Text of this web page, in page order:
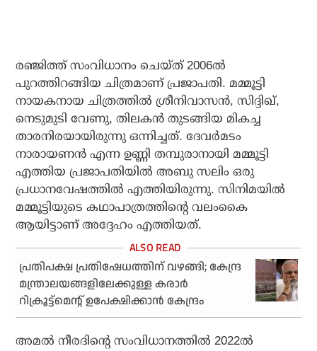
രഞ്ജിത്ത് സംവിധാനം ചെയ്ത് 2006ല്‍
പുറത്തിറങ്ങിയ ചിത്രമാണ് പ്രജാപതി. മമ്മൂട്ടി
നായകനായ ചിത്രത്തില്‍ ശ്രീനിവാസന്‍, സിദ്ദിഖ്,
നെടുമുടി വേണു, തിലകന്‍ തുടങ്ങിയ മികച്ച
താരനിരയായിരുന്നു ഒന്നിച്ചത്. ദേവര്‍മടം
നാരായണന്‍ എന്ന ഉണ്ണി തമ്പുരാനായി മമ്മൂട്ടി
എത്തിയ പ്രജാപതിയില്‍ അബു സലിം ഒരു
പ്രധാനവേഷത്തില്‍ എത്തിയിരുന്നു. സിനിമയില്‍
മമ്മൂട്ടിയുടെ കഥാപാത്രത്തിന്റെ വലംകൈ
ആയിട്ടാണ് അദ്ദേഹം എത്തിയത്.
പ്രതിപക്ഷ പ്രതിഷേധത്തിന് വഴങ്ങി; കേന്ദ്ര
മന്ത്രാലയങ്ങളിലേക്കുള്ള കരാര്‍
റിക്രൂട്ട്‌മെന്റ് ഉപേക്ഷിക്കാന്‍ കേന്ദ്രം
അമല്‍ നീരദിന്റെ സംവിധാനത്തില്‍ 2022ല്‍